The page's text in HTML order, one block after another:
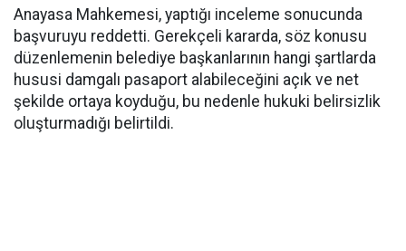
Anayasa Mahkemesi, yaptığı inceleme sonucunda
başvuruyu reddetti. Gerekçeli kararda, söz konusu
düzenlemenin belediye başkanlarının hangi şartlarda
hususi damgalı pasaport alabileceğini açık ve net
şekilde ortaya koyduğu, bu nedenle hukuki belirsizlik
oluşturmadığı belirtildi.